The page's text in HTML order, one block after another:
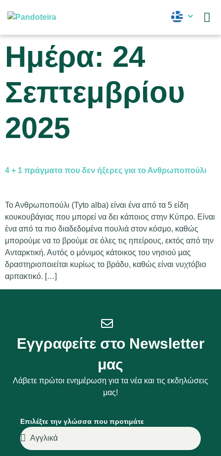
Ημέρα: 24
Σεπτεμβρίου
2025
4 + 1 πράγματα που δεν ήξερες για το Ανθρωποπούλι
Το Ανθρωποπούλι (Tyto alba) είναι ένα από τα 5 είδη
κουκουβάγιας που μπορεί να δει κάποιος στην Κύπρο. Είναι
ένα από τα πιο διαδεδομένα πουλιά στον κόσμο, καθώς
μπορούμε να το βρούμε σε όλες τις ηπείρους, εκτός από την
Ανταρκτική. Αυτός ο μόνιμος κάτοικος του νησιού μας
δραστηριοποιείται κυρίως το βράδυ, καθώς είναι νυχτόβιο
αρπακτικό. […]
Εγγραφείτε στο Newsletter
μας
Λάβετε πρώτοι ενημέρωση για τα νέα και τις εκδηλώσεις
μας!
Επιλέξτε την γλώσσα που προτιμάτε